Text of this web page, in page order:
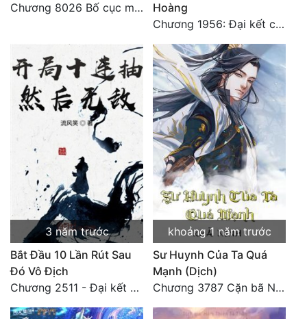
Chương 8026 Bố cục mới
Hoàng
Chương 1956: Đại kết cục
3 năm trước
Bắt Đầu 10 Lần Rút Sau
Đó Vô Địch
Chương 2511 - Đại kết cục, Phiên ngoại thiên: Chư thiên quy nhất giới, vĩnh hằng thế giới. Hết!
khoảng 1 năm trước
Sư Huynh Của Ta Quá
Mạnh (Dịch)
Chương 3787 Cặn bã Nam Thiên Đạo